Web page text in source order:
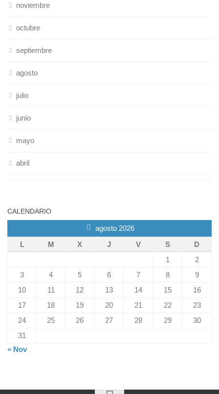
noviembre
octubre
septiembre
agosto
julio
junio
mayo
abril
CALENDARIO
agosto 2026
L
M X J V S
D
1
2
3
4 5 6 7 8
9
10
11 12 13 14 15
16
17
18 19 20 21 22
23
24
25 26 27 28 29
30
31
« Nov